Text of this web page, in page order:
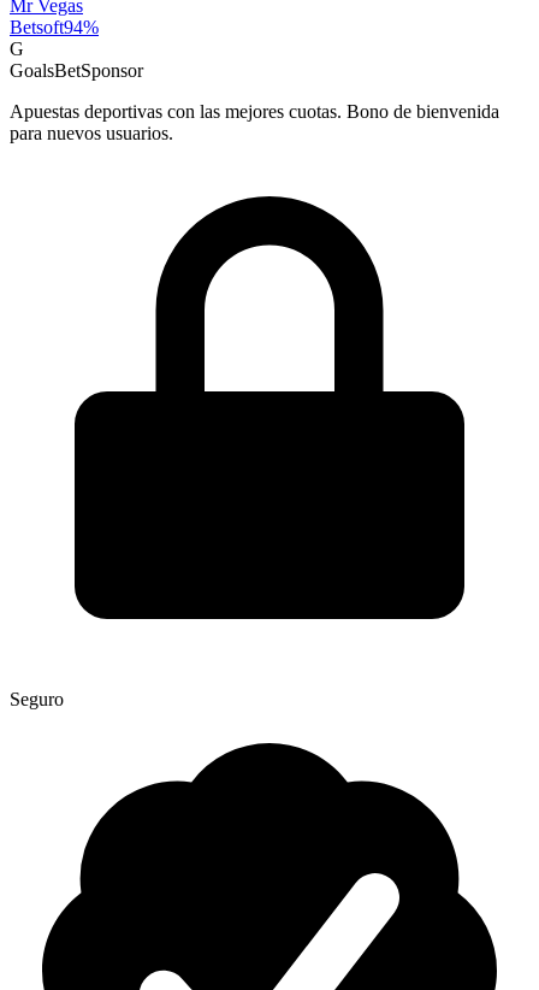
Mr Vegas
Betsoft94%
G
GoalsBetSponsor
Apuestas deportivas con las mejores cuotas. Bono de bienvenida
para nuevos usuarios.
Seguro